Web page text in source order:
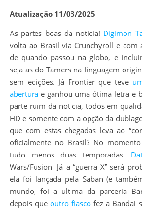
Atualização 11/03/2025
As partes boas da noticia! Digimon
volta ao Brasil via Crunchyroll e com
de quando passou na globo, e
seja as do Tamers na linguagem
sem edições. Já Frontier que teve
abertura e ganhou uma ótima letra e
parte ruim da noticia, todos em
HD e somente com a opção da
que com estas chegadas leva ao
oficialmente no Brasil? No
tudo menos duas temporadas:
Wars/Fusion. Já a “guerra X” será
ela foi lançada pela Saban (e
mundo, foi a ultima da parceria
depois queoutro fiascofez a Bandai